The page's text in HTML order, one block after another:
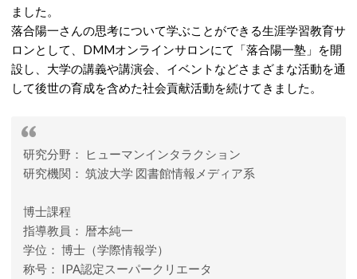
ました。
落合陽一さんの思考について学ぶことができる生涯学習教育サ
ロンとして、DMMオンラインサロンにて「落合陽一塾」を開
設し、大学の講義や講演会、イベントなどさまざまな活動を通
して後世の育成を含めた社会貢献活動を続けてきました。
研究分野： ヒューマンインタラクション
研究機関： 筑波大学 図書館情報メディア系
博士課程
指導教員： 暦本純一
学位： 博士（学際情報学）
称号： IPA認定スーパークリエータ